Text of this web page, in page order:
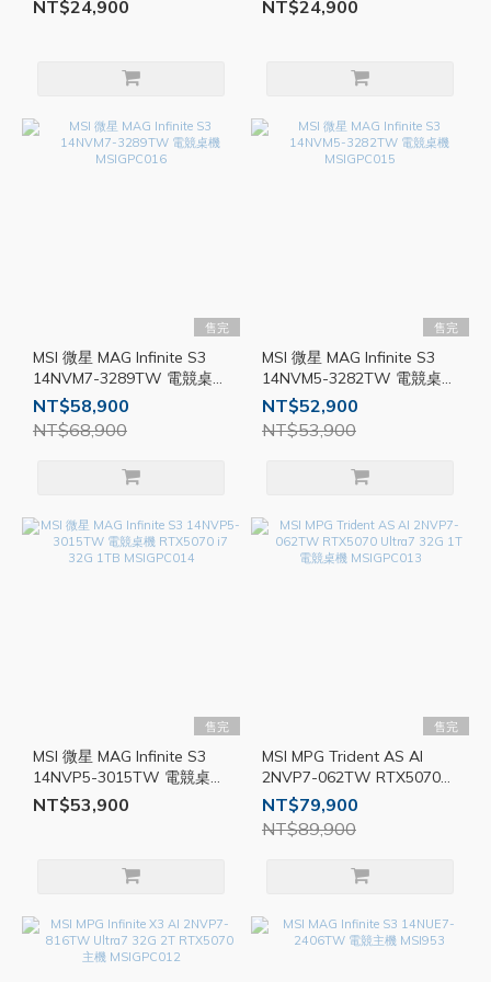
NT$24,900 NT$24,900
售完
MSI 微星 MAG Infinite S3
14NVM7-3289TW 電競桌機
MSIGPC016
NT$58,900
NT$68,900
售完
MSI 微星 MAG Infinite S3
14NVM5-3282TW 電競桌機
MSIGPC015
NT$52,900
NT$53,900
售完
MSI 微星 MAG Infinite S3
14NVP5-3015TW 電競桌機
RTX5070 i7 32G 1TB
MSIGPC014
NT$53,900
售完
MSI MPG Trident AS AI
2NVP7-062TW RTX5070
Ultra7 32G 1T 電競桌機
MSIGPC013
NT$79,900
NT$89,900